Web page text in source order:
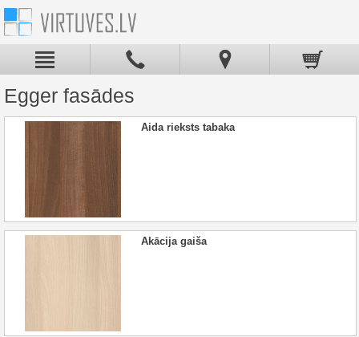
Egger fasādes
Aida rieksts tabaka
Akācija gaiša